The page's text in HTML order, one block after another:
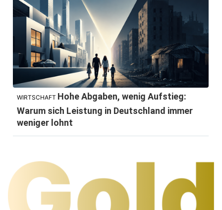
WIRTSCHAFT Hohe Abgaben, wenig Aufstieg:
Warum sich Leistung in Deutschland immer
weniger lohnt